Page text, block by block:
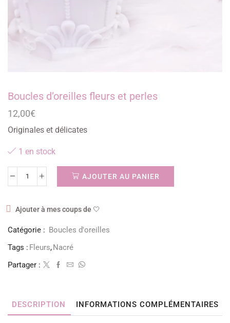
Boucles d’oreilles fleurs et perles
12,00€
Originales et délicates
1 en stock
AJOUTER AU PANIER
Ajouter à mes coups de 🤍
Catégorie : Boucles d'oreilles
Tags : Fleurs,Nacré
Partager :
DESCRIPTION INFORMATIONS COMPLÉMENTAIRES